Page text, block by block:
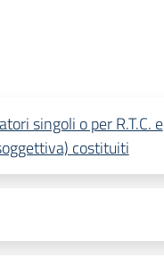
singoli o per R.T.C. e
costituiti